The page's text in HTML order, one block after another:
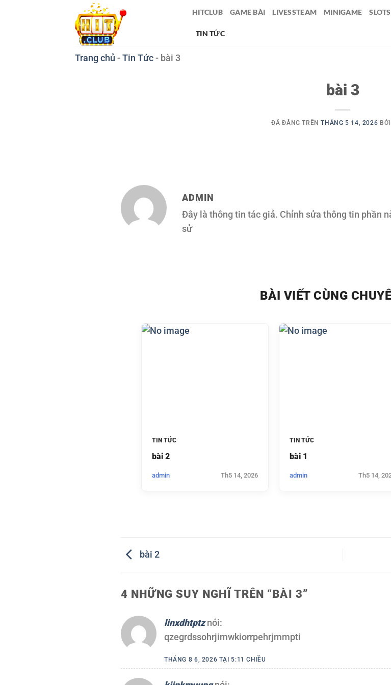
HITCLUB GAME BÀI LIVESSTEAM MINIGAME SLOTS
TIN TỨC
Trang chủ - Tin Tức - bài 3
bài 3
ĐÃ ĐĂNG TRÊNTHÁNG 5 14, 2026
ADMIN
Đây là thông tin tác giả. Chỉnh sửa thông tin phần
sử
BÀI VIẾT CÙNG
TIN TỨC
bài 2
admin Th5 14, 2026
TIN TỨC
bài 1
admin Th5 14,
bài 2
4 NHỮNG SUY NGHĨ TRÊN “BÀI 3”
linxdhtptz nói:
qzegrdssohrjimwkiorrpehrjmmpti
THÁNG 8 6, 2026 TẠI 5:11 CHIỀU